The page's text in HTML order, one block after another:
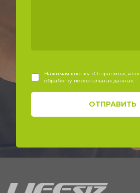
Нажимая кнопку «Отправить», я
обработку персональных данных.